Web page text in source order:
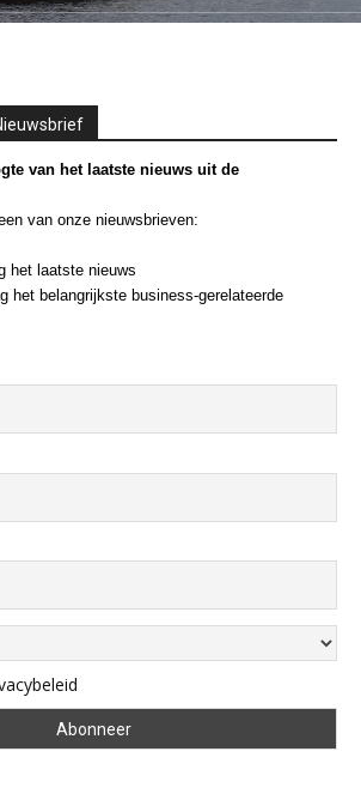
van het laatste nieuws uit de
van onze nieuwsbrieven:
het laatste nieuws
het belangrijkste business-gerelateerde